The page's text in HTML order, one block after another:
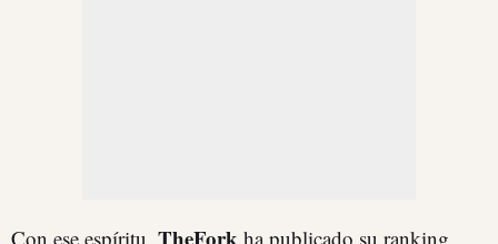
Con ese espíritu, TheFork ha publicado su ranking